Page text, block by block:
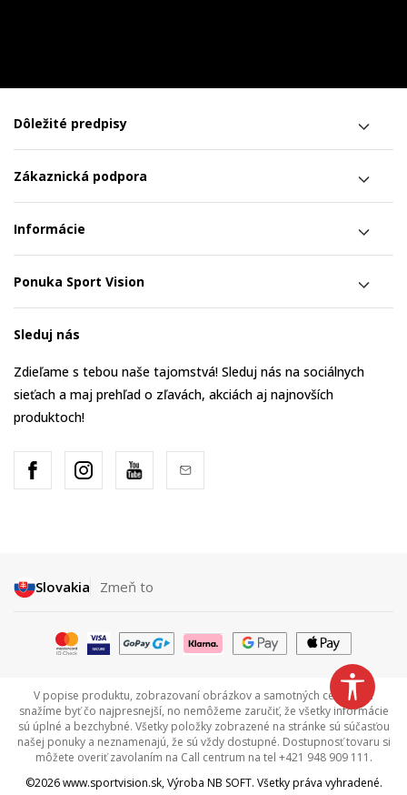
Dôležité predpisy
Zákaznická podpora
Informácie
Ponuka Sport Vision
Sleduj nás
Zdieľame s tebou naše tajomstvá! Sleduj nás na sociálnych
sieťach a maj prehľad o zľavách, akciách aj najnovších
produktoch!
Slovakia Zmeň to
V popise produktu, zobrazovaní obrázkov a samotných cenách sa
snažíme byť čo najpresnejší, no nemôžeme zaručiť, že všetky informácie
sú úplné a bezchybné. Všetky položky zobrazené na stránke sú súčasťou
našej ponuky a neznamenajú, že sú vždy dostupné. Dostupnosť tovaru si
môžete overiť zavolaním na Call centrum na tel +421 948 909 111.
©2026www.sportvision.sk, Výroba NB SOFT. Všetky práva vyhradené.